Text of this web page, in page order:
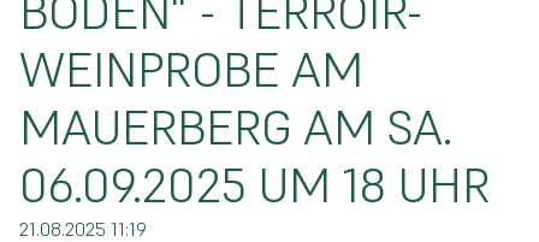
BODEN" - TERROIR-
WEINPROBE AM
MAUERBERG AM SA.
06.09.2025 UM 18 UHR
21.08.2025 11:19